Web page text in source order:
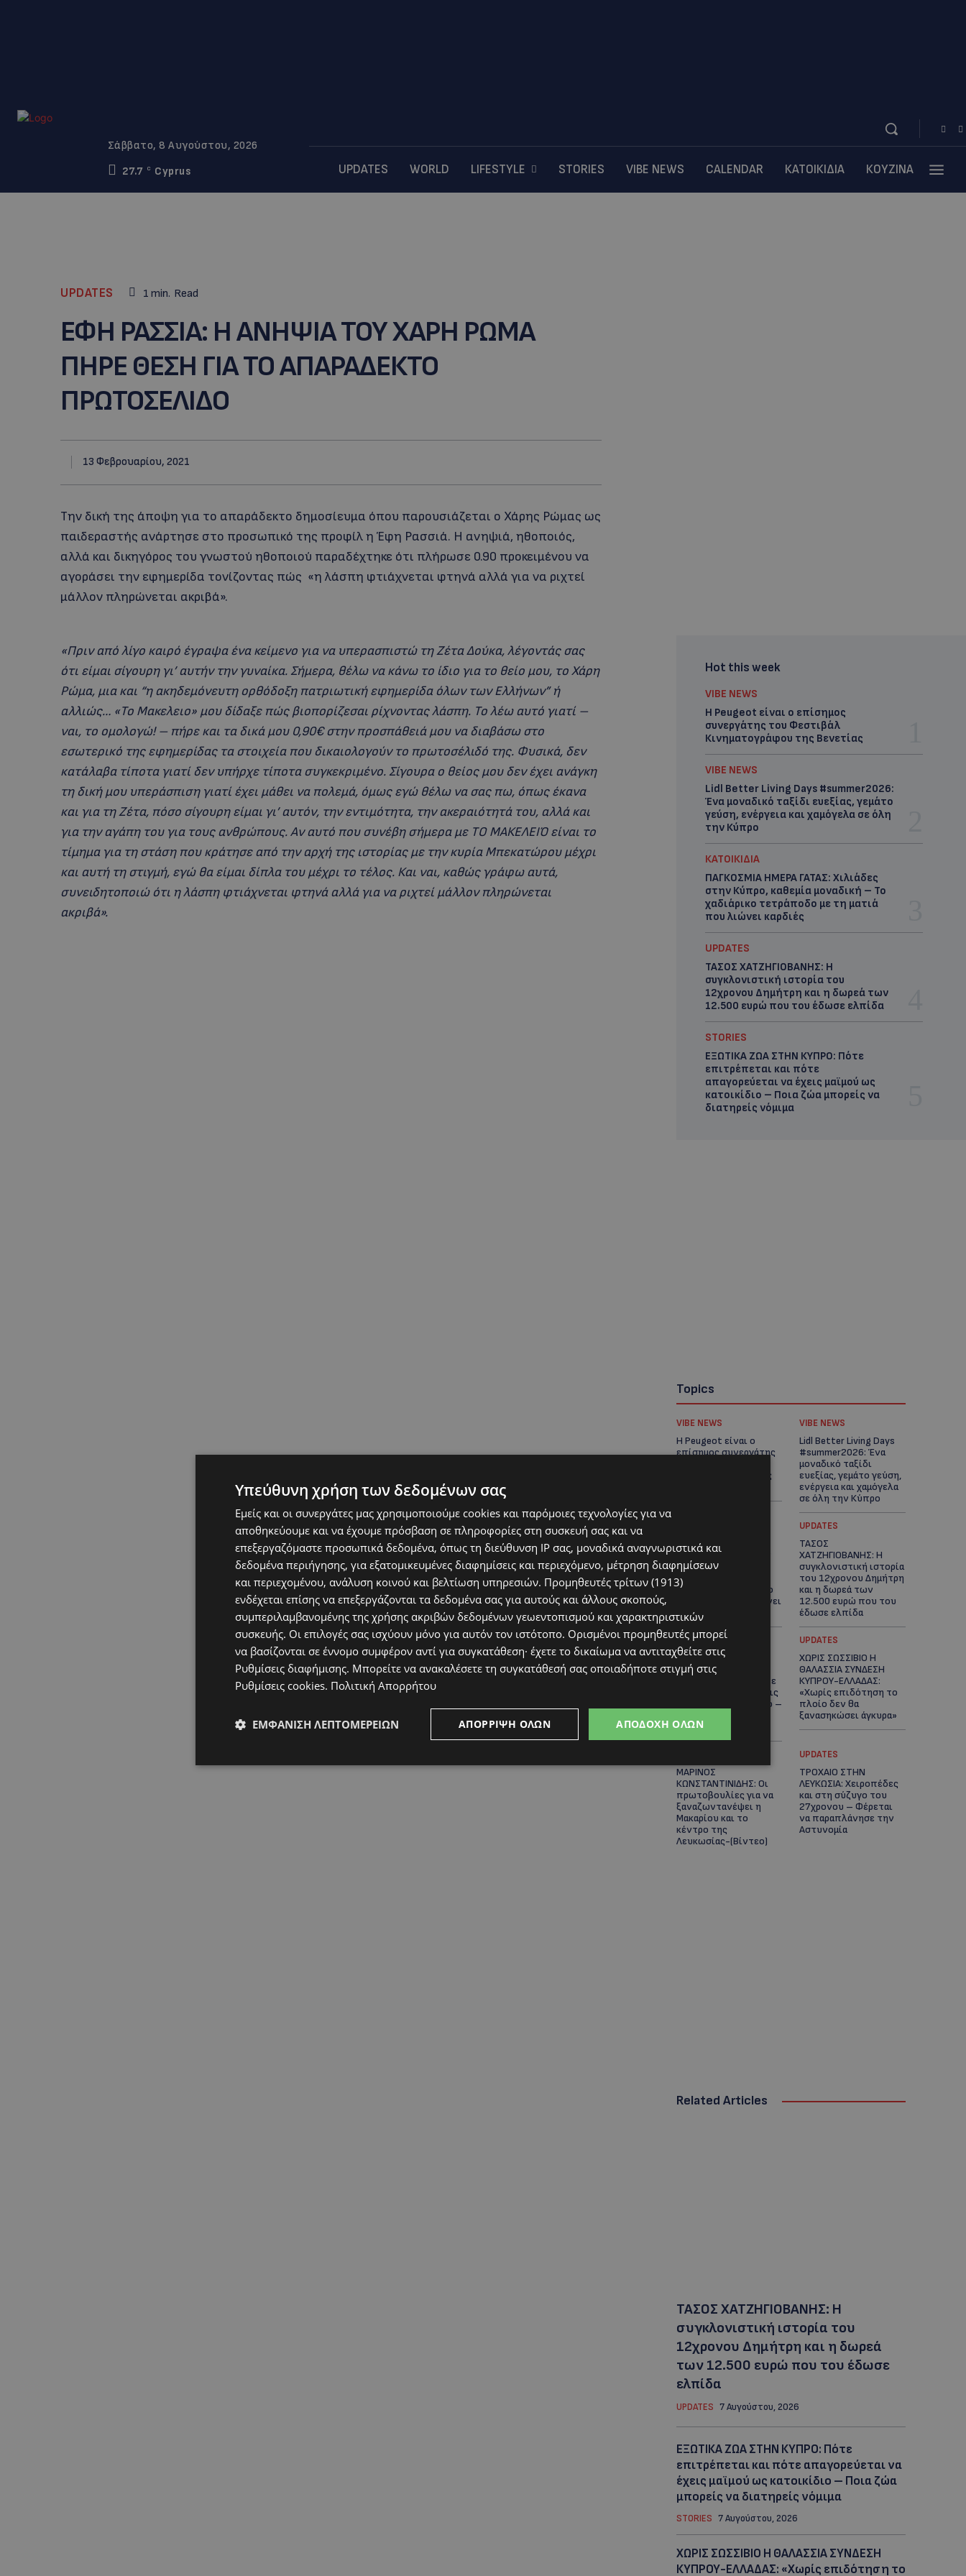
Σάββατο, 8 Αυγούστου, 2026
27.7
C Cyprus UPDATES WORLD LIFESTYLE STORIES VIBE NEWS CALENDAR ΚΑΤΟΙΚΙΔΙΑ ΚΟΥΖΙΝΑ
UPDATES 1 min. Read
ΕΦΗ ΡΑΣΣΙΑ: Η ΑΝΗΨΙΑ ΤΟΥ ΧΑΡΗ ΡΩΜΑ
ΠΗΡΕ ΘΕΣΗ ΓΙΑ ΤΟ ΑΠΑΡΑΔΕΚΤΟ
ΠΡΩΤΟΣΕΛΙΔΟ
13 Φεβρουαρίου, 2021
Την δική της άποψη για το απαράδεκτο δημοσίευμα όπου παρουσιάζεται ο Χάρης Ρώμας ως
παιδεραστής ανάρτησε στο προσωπικό της προφίλ η Έφη Ρασσιά. Η ανηψιά, ηθοποιός,
αλλά και δικηγόρος του γνωστού ηθοποιού παραδέχτηκε ότι πλήρωσε 0.90 προκειμένου να
αγοράσει την εφημερίδα τονίζοντας πώς «η λάσπη φτιάχνεται φτηνά αλλά για να ριχτεί
μάλλον πληρώνεται ακριβά».
«Πριν από λίγο καιρό έγραψα ένα κείμενο για να υπερασπιστώ τη Ζέτα Δούκα, λέγοντάς σας
ότι είμαι σίγουρη γι’ αυτήν την γυναίκα. Σήμερα, θέλω να κάνω το ίδιο για το θείο μου, το Χάρη
Ρώμα, μια και “η ακηδεμόνευτη ορθόδοξη πατριωτική εφημερίδα όλων των Ελλήνων” ή
αλλιώς… «Το Μακελειο» μου δίδαξε πώς βιοπορίζεσαι ρίχνοντας λάσπη. Το λέω αυτό γιατί –
ναι, το ομολογώ! – πήρε και τα δικά μου 0,90€ στην προσπάθειά μου να διαβάσω στο
εσωτερικό της εφημερίδας τα στοιχεία που δικαιολογούν το πρωτοσέλιδό της. Φυσικά, δεν
κατάλαβα τίποτα γιατί δεν υπήρχε τίποτα συγκεκριμένο. Σίγουρα ο θείος μου δεν έχει ανάγκη
τη δική μου υπεράσπιση γιατί έχει μάθει να πολεμά, όμως εγώ θέλω να σας πω, όπως έκανα
και για τη Ζέτα, πόσο σίγουρη είμαι γι’ αυτόν, την εντιμότητα, την ακεραιότητά του, αλλά και
για την αγάπη του για τους ανθρώπους. Αν αυτό που συνέβη σήμερα με ΤΟ ΜΑΚΕΛΕΙΌ είναι το
τίμημα για τη στάση που κράτησε από την αρχή της ιστορίας με την κυρία Μπεκατώρου μέχρι
και αυτή τη στιγμή, εγώ θα είμαι δίπλα του μέχρι το τέλος. Και ναι, καθώς γράφω αυτά,
συνειδητοποιώ ότι η λάσπη φτιάχνεται φτηνά αλλά για να ριχτεί μάλλον πληρώνεται
ακριβά».
Hot this week
VIBE NEWS
Η Peugeot είναι ο επίσημος
συνεργάτης του Φεστιβάλ
Κινηματογράφου της Βενετίας
VIBE NEWS
Lidl Better Living Days #summer2026:
Ένα μοναδικό ταξίδι ευεξίας, γεμάτο
γεύση, ενέργεια και χαμόγελα σε όλη
την Κύπρο
ΚΑΤΟΙΚΙΔΙΑ
ΠΑΓΚΟΣΜΙΑ ΗΜΕΡΑ ΓΑΤΑΣ: Χιλιάδες
στην Κύπρο, καθεμία μοναδική – Το
χαδιάρικο τετράποδο με τη ματιά
που λιώνει καρδιές
UPDATES
ΤΑΣΟΣ ΧΑΤΖΗΓΙΟΒΑΝΗΣ: Η
συγκλονιστική ιστορία του
12χρονου Δημήτρη και η δωρεά των
12.500 ευρώ που του έδωσε ελπίδα
STORIES
ΕΞΩΤΙΚΑ ΖΩΑ ΣΤΗΝ ΚΥΠΡΟ: Πότε
επιτρέπεται και πότε
απαγορεύεται να έχεις μαϊμού ως
κατοικίδιο – Ποια ζώα μπορείς να
διατηρείς νόμιμα
Topics
VIBE NEWS
Η Peugeot είναι ο
επίσημος συνεργάτης
Κινηματογράφου της
VIBE NEWS
Lidl Better Living Days
#summer2026: Ένα
μοναδικό ταξίδι
ευεξίας, γεμάτο γεύση,
ενέργεια και χαμόγελα
σε όλη την Κύπρο
ΠΑΓΚΟΣΜΙΑ ΗΜΕΡΑ
ΓΑΤΑΣ: Χιλιάδες στην
Κύπρο, καθεμία
μοναδική – Το
χαδιάρικο τετράποδο
με τη ματιά που λιώνει
καρδιές
UPDATES
ΤΑΣΟΣ
ΧΑΤΖΗΓΙΟΒΑΝΗΣ: Η
συγκλονιστική ιστορία
του 12χρονου Δημήτρη
και η δωρεά των
12.500 ευρώ που του
έδωσε ελπίδα
STORIES
ΕΞΩΤΙΚΑ ΖΩΑ ΣΤΗΝ
ΚΥΠΡΟ: Πότε
επιτρέπεται και πότε
απαγορεύεται να έχεις
μαϊμού ως κατοικίδιο –
διατηρείς νόμιμα
UPDATES
ΧΩΡΙΣ ΣΩΣΣΙΒΙΟ Η
ΘΑΛΑΣΣΙΑ ΣΥΝΔΕΣΗ
ΚΥΠΡΟΥ-ΕΛΛΑΔΑΣ:
«Χωρίς επιδότηση το
πλοίο δεν θα
ξανασηκώσει άγκυρα»
ΜΑΡΙΝΟΣ
ΚΩΝΣΤΑΝΤΙΝΙΔΗΣ: Οι
πρωτοβουλίες για να
ξαναζωντανέψει η
Μακαρίου και το
κέντρο της
Λευκωσίας-(Βίντεο)
UPDATES
ΤΡΟΧΑΙΟ ΣΤΗΝ
ΛΕΥΚΩΣΙΑ: Χειροπέδες
και στη σύζυγο του
27χρονου – Φέρεται
να παραπλάνησε την
Αστυνομία
Related Articles
ΤΑΣΟΣ ΧΑΤΖΗΓΙΟΒΑΝΗΣ: Η
συγκλονιστική ιστορία του
12χρονου Δημήτρη και η δωρεά
των 12.500 ευρώ που του έδωσε
ελπίδα
UPDATES 7 Αυγούστου, 2026
ΕΞΩΤΙΚΑ ΖΩΑ ΣΤΗΝ ΚΥΠΡΟ: Πότε
επιτρέπεται και πότε απαγορεύεται να
έχεις μαϊμού ως κατοικίδιο – Ποια ζώα
μπορείς να διατηρείς νόμιμα
STORIES 7 Αυγούστου, 2026
ΧΩΡΙΣ ΣΩΣΣΙΒΙΟ Η ΘΑΛΑΣΣΙΑ ΣΥΝΔΕΣΗ
ΚΥΠΡΟΥ-ΕΛΛΑΔΑΣ: «Χωρίς επιδότηση το
Υπεύθυνη χρήση των δεδομένων σας
Εμείς και οι συνεργάτες μας χρησιμοποιούμε cookies και παρόμοιες τεχνολογίες για να
αποθηκεύουμε και να έχουμε πρόσβαση σε πληροφορίες στη συσκευή σας και να
επεξεργαζόμαστε προσωπικά δεδομένα, όπως τη διεύθυνση IP σας, μοναδικά αναγνωριστικά και
δεδομένα περιήγησης, για εξατομικευμένες διαφημίσεις και περιεχόμενο, μέτρηση διαφημίσεων
και περιεχομένου, ανάλυση κοινού και βελτίωση υπηρεσιών. Προμηθευτές τρίτων (1913)
ενδέχεται επίσης να επεξεργάζονται τα δεδομένα σας για αυτούς και άλλους σκοπούς,
συμπεριλαμβανομένης της χρήσης ακριβών δεδομένων γεωεντοπισμού και χαρακτηριστικών
συσκευής. Οι επιλογές σας ισχύουν μόνο για αυτόν τον ιστότοπο. Ορισμένοι προμηθευτές μπορεί
να βασίζονται σε έννομο συμφέρον αντί για συγκατάθεση· έχετε το δικαίωμα να αντιταχθείτε στις
Ρυθμίσεις διαφήμισης. Μπορείτε να ανακαλέσετε τη συγκατάθεσή σας οποιαδήποτε στιγμή στις
Ρυθμίσεις cookies. Πολιτική Απορρήτου
ΑΠΟΔΟΧΉ ΌΛΩΝ
ΑΠΌΡΡΙΨΗ ΌΛΩΝ
ΕΜΦΆΝΙΣΗ ΛΕΠΤΟΜΕΡΕΙΏΝ